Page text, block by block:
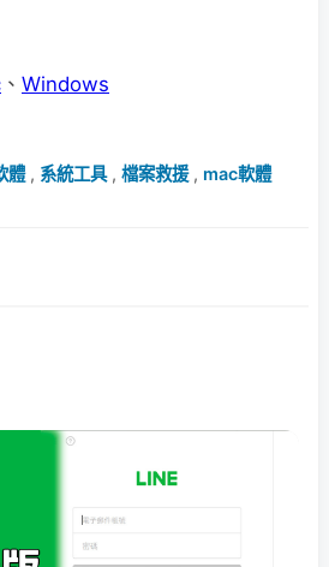
、 Windows
體, 系統工具, 檔案救援, mac軟體